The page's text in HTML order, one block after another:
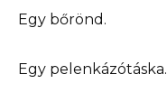
Egy bőrönd.
Egy pelenkázótáska.